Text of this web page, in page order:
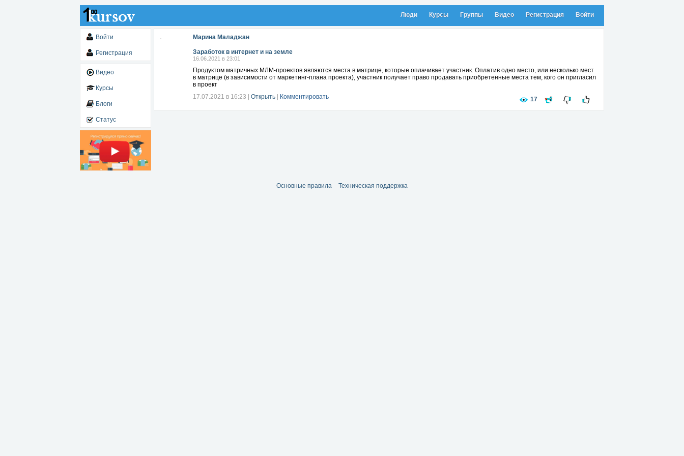
Люди Курсы Группы Видео Регистрация Войти
Войти
Регистрация
Видео
Курсы
Блоги
Статус
Марина Маладжан
Заработок в интернет и на земле
16.06.2021 в 23:01
Продуктом матричных МЛМ-проектов являются места в матрице, которые оплачивает участник. Оплатив одно место, или несколько мест
в матрице (в зависимости от маркетинг-плана проекта), участник получает право продавать приобретенные места тем, кого он пригласил
в проект
17.07.2021 в 16:23
Открыть Комментировать 17
Основные правила Техническая поддержка